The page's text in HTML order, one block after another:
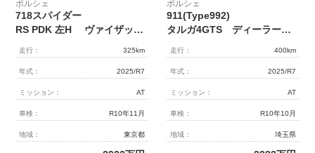
ポルシェ
718スパイダー
RS PDK 左H ヴァイザッハPKG Fリフト PCCB ワンオーナー
走行： 325km
年式： 2025/R7
ミッション： AT
車検： R10年11月
地域： 東京都
ポルシェ
911(Type992)
タルガ4GTS ディーラー車 1オーナー メーカー保証付き 左ハンドル 麻布店展示車輛
走行： 400km
年式： 2025/R7
ミッション： AT
車検： R10年10月
地域： 埼玉県